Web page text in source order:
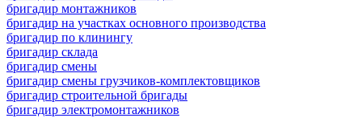
бригадир монтажников
бригадир на участках основного производства
бригадир по клинингу
бригадир склада
бригадир смены
бригадир смены грузчиков-комплектовщиков
бригадир строительной бригады
бригадир электромонтажников